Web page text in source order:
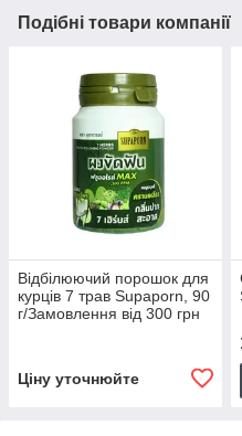
Подібні товари компанії
Відбілюючий порошок для
курців 7 трав Supaporn, 90
г/Замовлення від 300 грн
Ціну уточнюйте